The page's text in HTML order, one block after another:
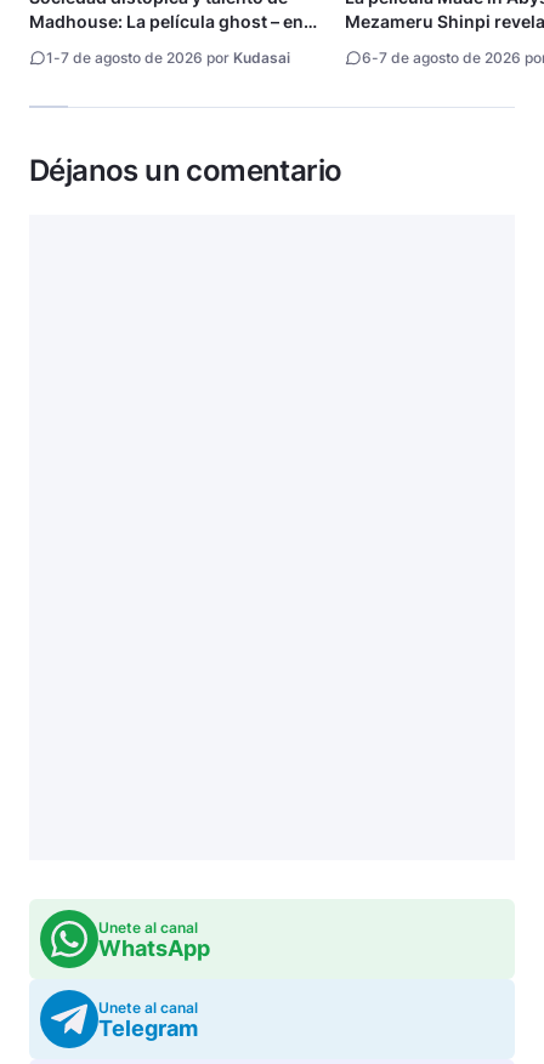
Madhouse: La película ghost – end
1-7 de agosto de 2026 por Kudasai
Mezameru Shinpi
6-7 de agosto de 2026
Déjanos un comentario
Unete al canal
WhatsApp
Unete al canal
Telegram